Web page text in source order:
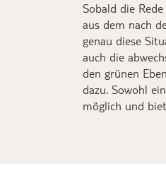
Sobald die
aus dem nach
genau diese
auch die
den grünen
dazu. Sowohl
möglich und